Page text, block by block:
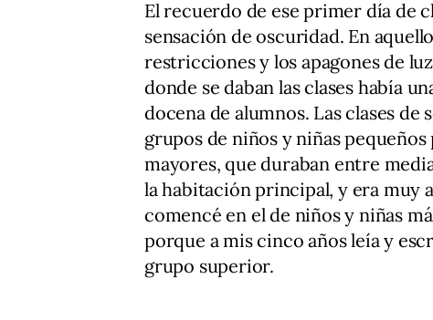
El recuerdo de ese primer día de
sensación de oscuridad. En
restricciones y los apagones de
donde se daban las clases había
docena de alumnos. Las clases
grupos de niños y niñas
mayores, que duraban entre
la habitación principal, y era muy
comencé en el de niños y niñas
porque a mis cinco años leía y
grupo superior.